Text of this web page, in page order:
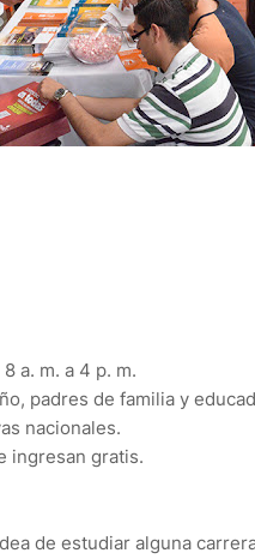
a. m. a 4 p. m.
padres de familia y
nacionales.
ingresan gratis.
de estudiar alguna